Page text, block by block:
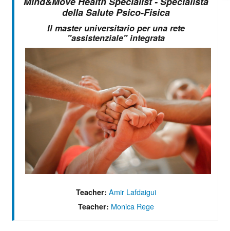
della Salute Psico-Fisica
Il master universitario per una rete
"assistenziale" integrata
Teacher: Amir Lafdaigui
Teacher: Monica Rege